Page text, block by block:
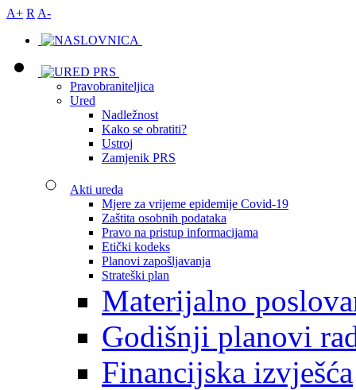
A+ R A-
Pravobraniteljica
Ured
Nadležnost
Kako se obratiti?
Ustroj
Zamjenik PRS
Akti ureda
Mjere za vrijeme epidemije Covid-19
Zaštita osobnih podataka
Pravo na pristup informacijama
Etički kodeks
Planovi zapošljavanja
Strateški plan
Materijalno
Godišnji planovi
Financijska izvješća